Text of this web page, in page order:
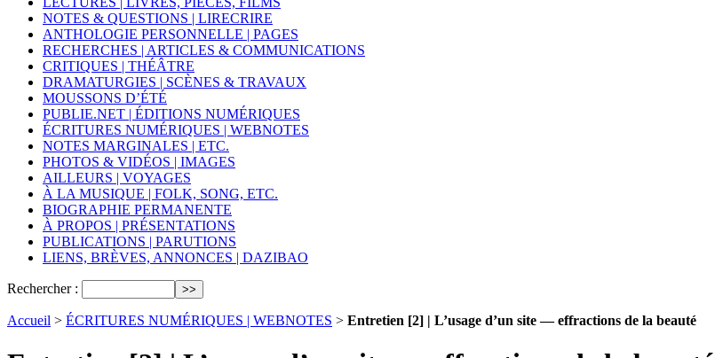
NOTES & QUESTIONS | LIRECRIRE
ANTHOLOGIE PERSONNELLE | PAGES
RECHERCHES | ARTICLES & COMMUNICATIONS
CRITIQUES | THÉÂTRE
DRAMATURGIES | SCÈNES & TRAVAUX
MOUSSONS D’ÉTÉ
PUBLIE.NET | ÉDITIONS NUMÉRIQUES
ÉCRITURES NUMÉRIQUES | WEBNOTES
NOTES MARGINALES | ETC.
PHOTOS & VIDÉOS | IMAGES
AILLEURS | VOYAGES
À LA MUSIQUE | FOLK, SONG, ETC.
BIOGRAPHIE PERMANENTE
À PROPOS | PRÉSENTATIONS
PUBLICATIONS | PARUTIONS
LIENS, BRÈVES, ANNONCES | DAZIBAO
Rechercher :
Accueil > ÉCRITURES NUMÉRIQUES | WEBNOTES > Entretien [2] | L’usage d’un site — effractions de la beauté